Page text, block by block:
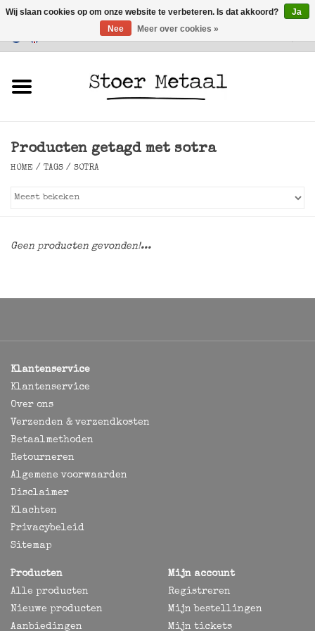
Klantenservice
Verlichting
Producten getagd met sotra
HOME / TAGS / SOTRA
Geen producten gevonden!...
Klantenservice
Klantenservice
Over ons
Verzenden & verzendkosten
Betaalmethoden
Retourneren
Algemene voorwaarden
Disclaimer
Klachten
Privacybeleid
Sitemap
Producten
Alle producten
Nieuwe producten
Aanbiedingen
Mijn account
Registreren
Mijn bestellingen
Mijn tickets
Wij slaan cookies op om onze website te verbeteren. Is dat akkoord?
Ja
Nee
Meer over cookies »